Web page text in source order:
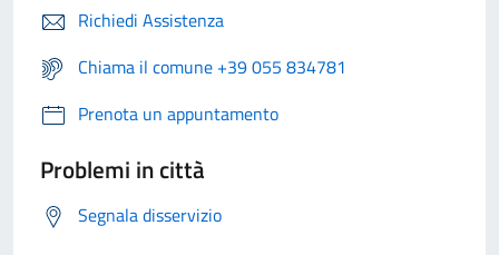
Richiedi Assistenza
Chiama il comune +39 055 834781
Prenota un appuntamento
Problemi in città
Segnala disservizio